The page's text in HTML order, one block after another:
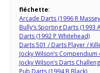
fléchette:
Arcade Darts (1996 R
Bully’s Sporting Darts (1993
Darts (1992 P Whitehead)
Darts 501 / Darts Player /
Jocky Wilson’s
Jocky Wilson’s Darts